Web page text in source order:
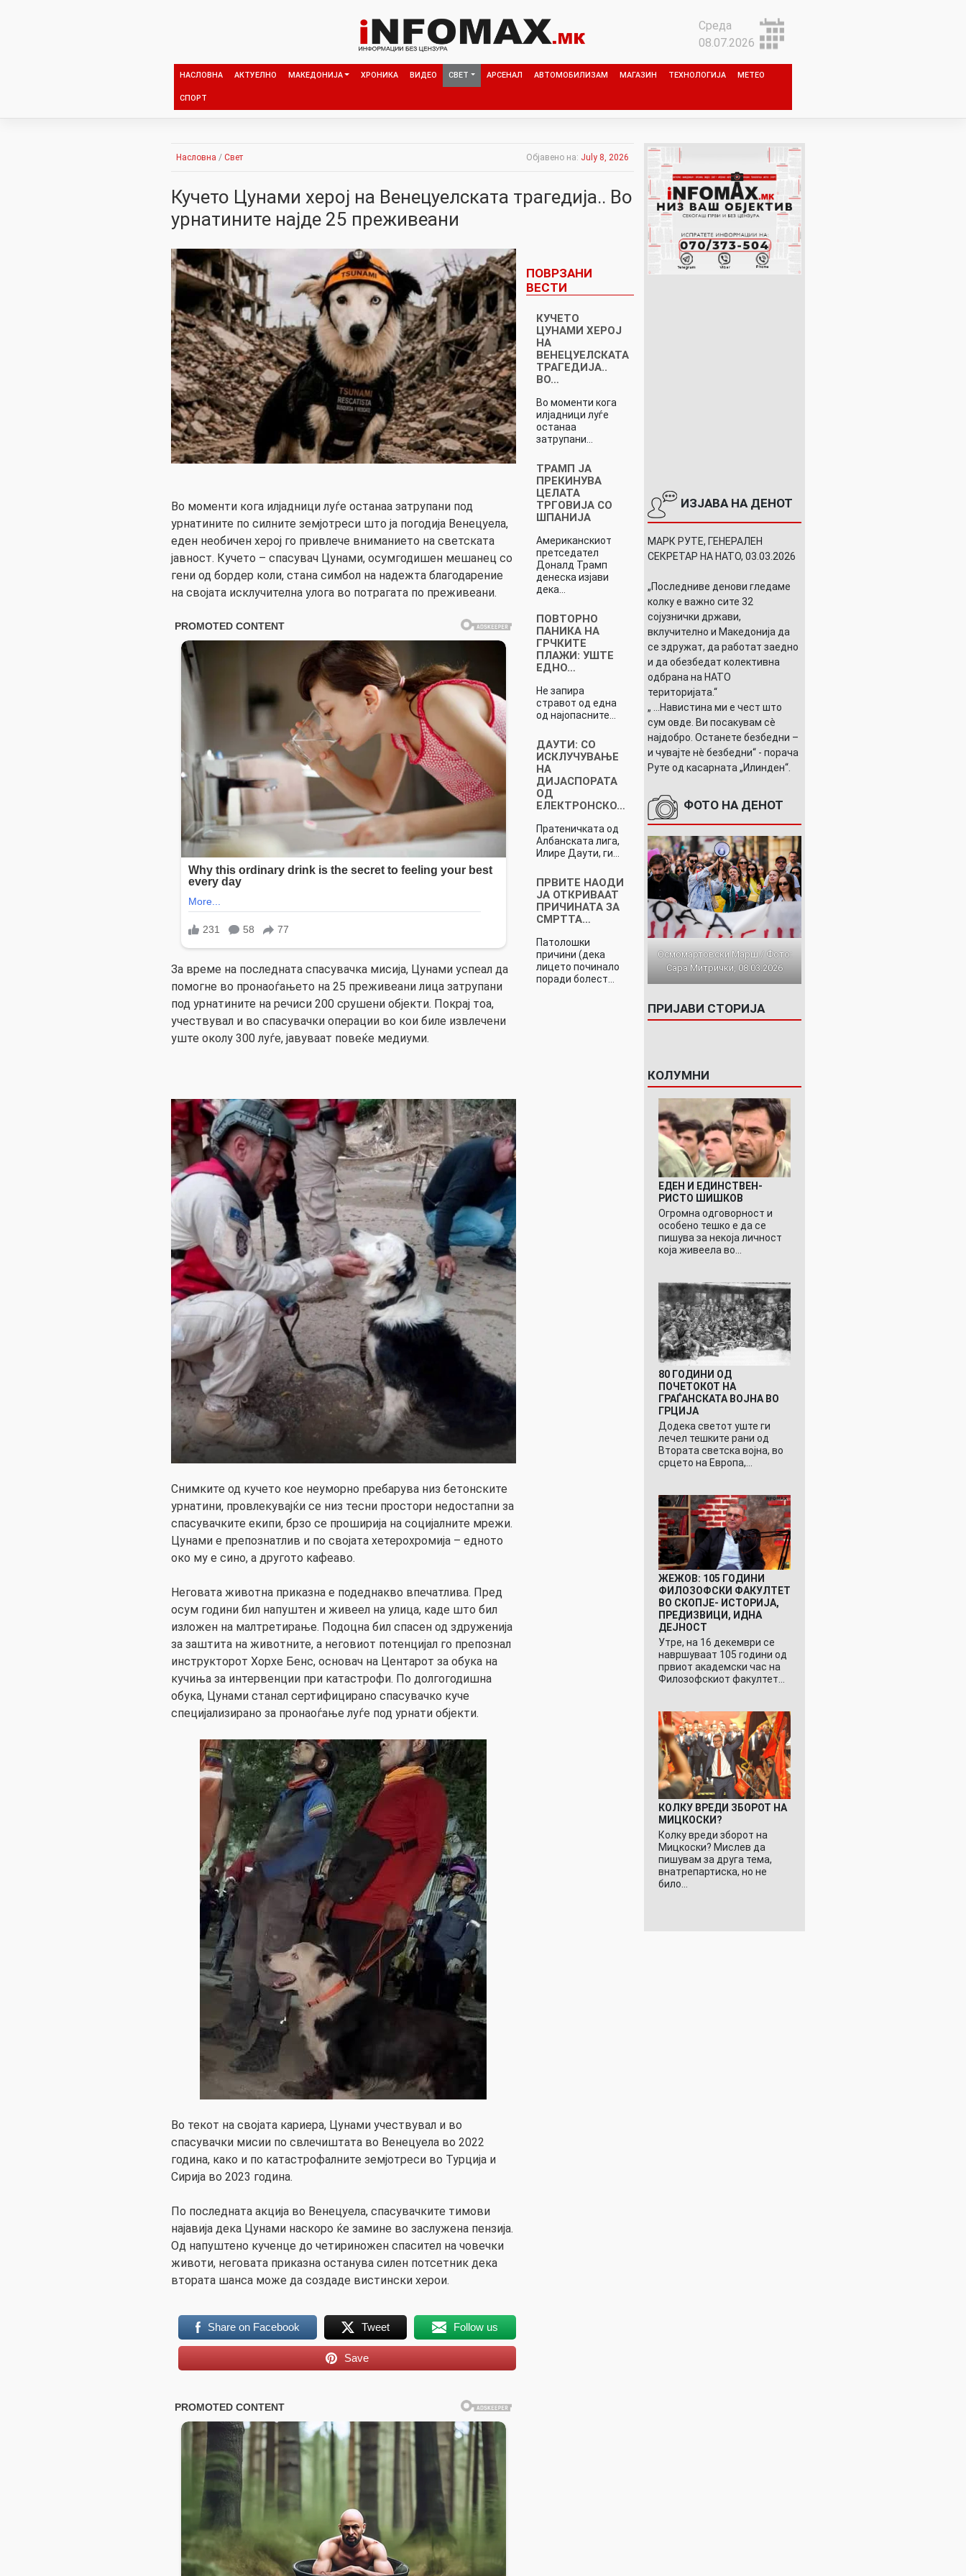
Среда
08.07.2026
НАСЛОВНА АКТУЕЛНО МАКЕДОНИЈА ХРОНИКА ВИДЕО СВЕТ АРСЕНАЛ АВТОМОБИЛИЗАМ МАГАЗИН ТЕХНОЛОГИЈА МЕТЕО
СПОРТ
Насловна / Свет Објавено на: July 8, 2026
Кучето Цунами херој на Венецуелската трагедија.. Во
урнатините најде 25 преживеани
Во моменти кога илјадници луѓе останаа затрупани под
урнатините по силните земјотреси што ја погодија Венецуела,
еден необичен херој го привлече вниманието на светската
јавност. Кучето – спасувач Цунами, осумгодишен мешанец со
гени од бордер коли, стана симбол на надежта благодарение
на својата исклучителна улога во потрагата по преживеани.
За време на последната спасувачка мисија, Цунами успеал да
помогне во пронаоѓањето на 25 преживеани лица затрупани
под урнатините на речиси 200 срушени објекти. Покрај тоа,
учествувал и во спасувачки операции во кои биле извлечени
уште околу 300 луѓе, јавуваат повеќе медиуми.
Снимките од кучето кое неуморно пребарува низ бетонските
урнатини, провлекувајќи се низ тесни простори недостапни за
спасувачките екипи, брзо се проширија на социјалните мрежи.
Цунами е препознатлив и по својата хетерохромија – едното
око му е сино, а другото кафеаво.
Неговата животна приказна е подеднакво впечатлива. Пред
осум години бил напуштен и живеел на улица, каде што бил
изложен на малтретирање. Подоцна бил спасен од здруженија
за заштита на животните, а неговиот потенцијал го препознал
инструкторот Хорхе Бенс, основач на Центарот за обука на
кучиња за интервенции при катастрофи. По долгогодишна
обука, Цунами станал сертифицирано спасувачко куче
специјализирано за пронаоѓање луѓе под урнати објекти.
Во текот на својата кариера, Цунами учествувал и во
спасувачки мисии по свлечиштата во Венецуела во 2022
година, како и по катастрофалните земјотреси во Турција и
Сирија во 2023 година.
По последната акција во Венецуела, спасувачките тимови
најавија дека Цунами наскоро ќе замине во заслужена пензија.
Од напуштено кученце до четириножен спасител на човечки
животи, неговата приказна останува силен потсетник дека
втората шанса може да создаде вистински херои.
Share on Facebook Tweet Follow us
Save
ПОВРЗАНИ
ВЕСТИ
КУЧЕТО
ЦУНАМИ ХЕРОЈ
НА
ВЕНЕЦУЕЛСКАТА
ТРАГЕДИЈА..
ВО…
Во моменти кога
илјадници луѓе
останаа
затрупани…
ТРАМП ЈА
ПРЕКИНУВА
ЦЕЛАТА
ТРГОВИЈА СО
ШПАНИЈА
Американскиот
претседател
Доналд Трамп
денеска изјави
дека…
ПОВТОРНО
ПАНИКА НА
ГРЧКИТЕ
ПЛАЖИ: УШТЕ
ЕДНО…
Не запира
стравот од една
од најопасните…
ДАУТИ: СО
ИСКЛУЧУВАЊЕ
НА
ДИЈАСПОРАТА
ОД
ЕЛЕКТРОНСКО…
Пратеничката од
Албанската лига,
Илире Даути, ги…
ПРВИТЕ НАОДИ
ЈА ОТКРИВААТ
ПРИЧИНАТА ЗА
СМРТТА…
Патолошки
причини (дека
лицето починало
поради болест…
ИЗЈАВА НА ДЕНОТ
МАРК РУТЕ, ГЕНЕРАЛЕН
СЕКРЕТАР НА НАТО, 03.03.2026
„Последниве денови гледаме
колку е важно сите 32
сојузнички држави,
вклучително и Македонија да
се здружат, да работат заедно
и да обезбедат колективна
одбрана на НАТО
територијата.“
„ ...Навистина ми е чест што
сум овде. Ви посакувам сè
најдобро. Останете безбедни –
и чувајте нè безбедни“ - порача
Руте од касарната „Илинден“.
ФОТО НА ДЕНОТ
Осмомартовски Марш / Фото:
Сара Митрички, 08.03.2026
ПРИЈАВИ СТОРИЈА
КОЛУМНИ
ЕДЕН И ЕДИНСТВЕН-
РИСТО ШИШКОВ
Огромна одговорност и
особено тешко е да се
пишува за некоја личност
која живеела во…
80 ГОДИНИ ОД
ПОЧЕТОКОТ НА
ГРАЃАНСКАТА ВОЈНА ВО
ГРЦИЈА
Додека светот уште ги
лечел тешките рани од
Втората светска војна, во
срцето на Европа,…
ЖЕЖОВ: 105 ГОДИНИ
ФИЛОЗОФСКИ ФАКУЛТЕТ
ВО СКОПЈЕ- ИСТОРИЈА,
ПРЕДИЗВИЦИ, ИДНА
ДЕЈНОСТ
Утре, на 16 декември се
навршуваат 105 години од
првиот академски час на
Филозофскиот факултет…
КОЛКУ ВРЕДИ ЗБОРОТ НА
МИЦКОСКИ?
Колку вреди зборот на
Мицкоски? Мислев да
пишувам за друга тема,
внатрепартиска, но не
било…